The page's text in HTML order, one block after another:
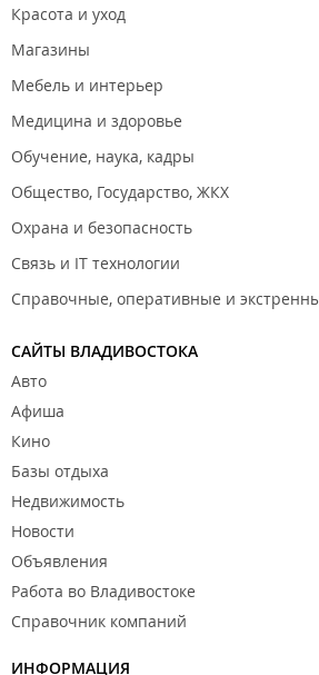
Красота и уход
Магазины
Мебель и интерьер
Медицина и здоровье
Обучение, наука, кадры
Общество, Государство, ЖКХ
Охрана и безопасность
Связь и IT технологии
Справочные, оперативные и
САЙТЫ ВЛАДИВОСТОКА
Авто
Афиша
Кино
Базы отдыха
Недвижимость
Новости
Объявления
Работа во Владивостоке
Справочник компаний
ИНФОРМАЦИЯ